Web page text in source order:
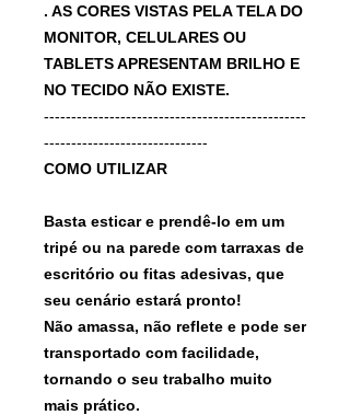
. AS CORES VISTAS PELA TELA DO
MONITOR, CELULARES OU
TABLETS APRESENTAM BRILHO E
NO TECIDO NÃO EXISTE.
------------------------------------------------
------------------------------
COMO UTILIZAR
Basta esticar e prendê-lo em um
tripé ou na parede com tarraxas de
escritório ou fitas adesivas, que
seu cenário estará pronto!
Não amassa, não reflete e pode ser
transportado com facilidade,
tornando o seu trabalho muito
mais prático.